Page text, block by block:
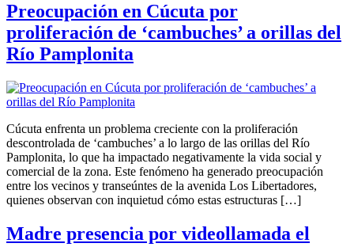
Preocupación en Cúcuta por
proliferación de ‘cambuches’ a orillas del
Río Pamplonita
Cúcuta enfrenta un problema creciente con la proliferación
descontrolada de ‘cambuches’ a lo largo de las orillas del Río
Pamplonita, lo que ha impactado negativamente la vida social y
comercial de la zona. Este fenómeno ha generado preocupación
entre los vecinos y transeúntes de la avenida Los Libertadores,
quienes observan con inquietud cómo estas estructuras […]
Madre presencia por videollamada el